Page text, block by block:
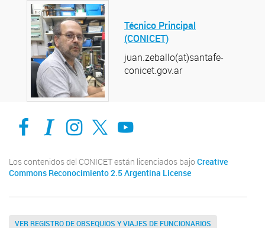
Técnico Principal
(CONICET)
juan.zeballo(at)santafe-
conicet.gov.ar
Facebook
Intranet-IFISInstagram
X YouTube
Los contenidos del CONICET están licenciados bajo Creative
Commons Reconocimiento 2.5 Argentina License
VER REGISTRO DE OBSEQUIOS Y VIAJES DE FUNCIONARIOS